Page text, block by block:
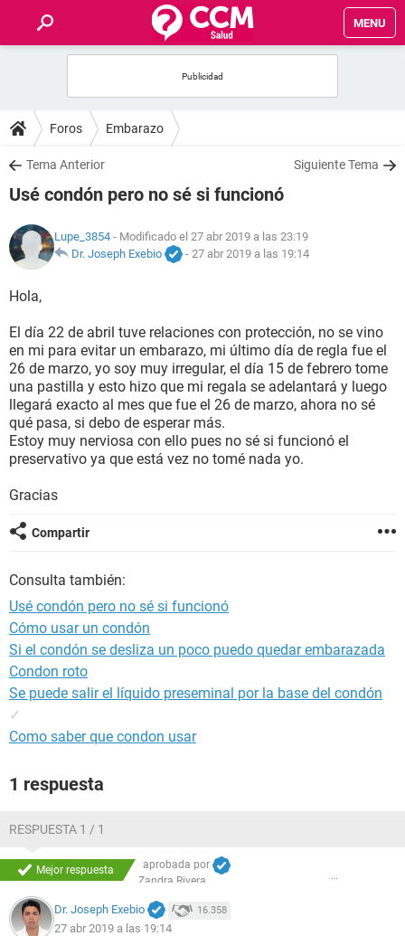
MENU
FOROS
SALUD
NUTRICIÓN
BIENESTAR
SEXUALIDAD
GLOSARIO
Foros Embarazo
Tema Anterior Siguiente Tema
Usé condón pero no sé si funcionó
Lupe_3854 - Modificado el 27 abr 2019 a las 23:19
Dr. Joseph Exebio
- 27 abr 2019 a las 19:14
Hola,
El día 22 de abril tuve relaciones con protección, no se vino
en mi para evitar un embarazo, mi último día de regla fue el
26 de marzo, yo soy muy irregular, el día 15 de febrero tome
una pastilla y esto hizo que mi regala se adelantará y luego
llegará exacto al mes que fue el 26 de marzo, ahora no sé
qué pasa, si debo de esperar más.
Estoy muy nerviosa con ello pues no sé si funcionó el
preservativo ya que está vez no tomé nada yo.
Gracias
Compartir
Consulta también:
Usé condón pero no sé si funcionó
Cómo usar un condón
Si el condón se desliza un poco puedo quedar embarazada
Condon roto
Se puede salir el líquido preseminal por la base del condón
✓
Como saber que condon usar
1 respuesta
RESPUESTA 1 / 1
Mejor respuesta
aprobada por
Zandra Rivera
Dr. Joseph Exebio 16.358
27 abr 2019 a las 19:14